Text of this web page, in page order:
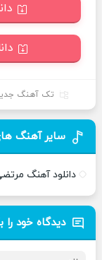
تک آهنگ
سایر آهنگ
دانلود آهنگ
دیدگاه خود را